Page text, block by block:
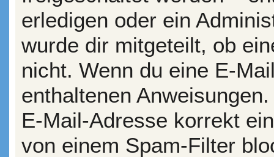
erledigen oder ein
wurde dir mitgeteilt, ob
nicht. Wenn du eine E-
enthaltenen
E-Mail-Adresse korrekt
von einem Spam-Filter